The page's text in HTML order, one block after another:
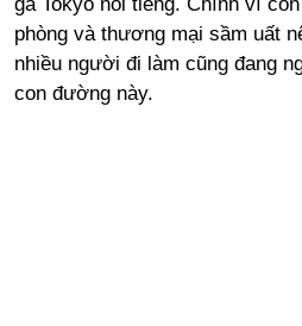
phòng và thương mại sầm uất
nhiều người đi làm cũng đang
con đường này.